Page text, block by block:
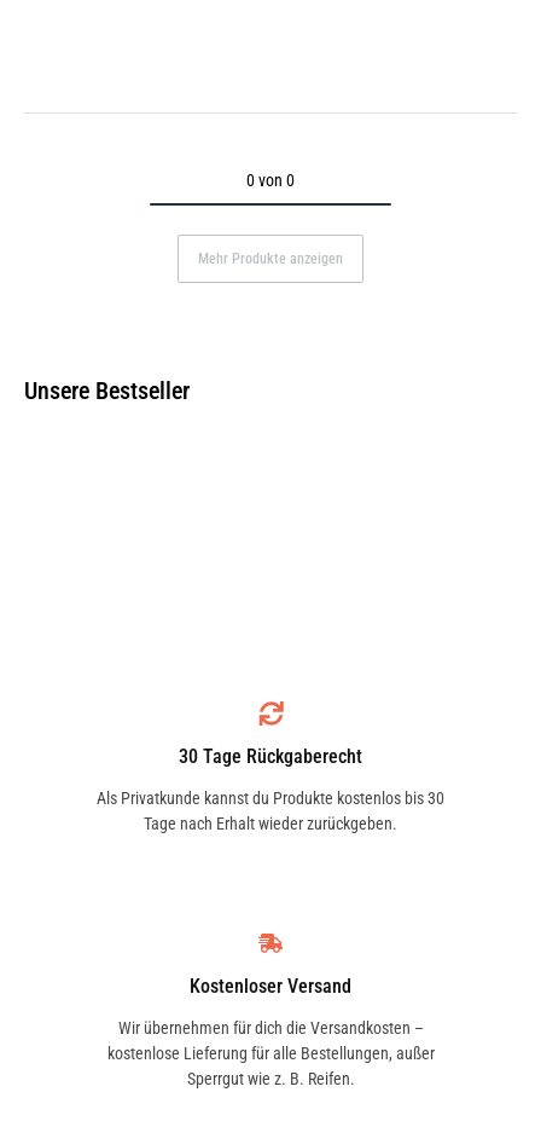
0 von 0
Mehr Produkte anzeigen
Unsere Bestseller
30 Tage Rückgaberecht
Als Privatkunde kannst du Produkte kostenlos bis 30
Tage nach Erhalt wieder zurückgeben.
Kostenloser Versand
Wir übernehmen für dich die Versandkosten –
kostenlose Lieferung für alle Bestellungen, außer
Sperrgut wie z. B. Reifen.